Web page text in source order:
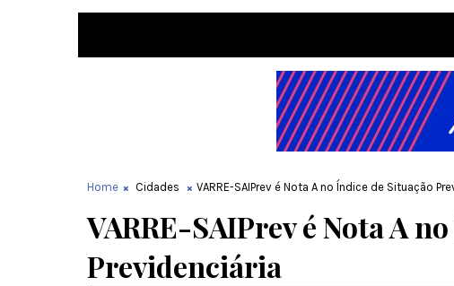
Home Cidades VARRE-SAIPrev é Nota A no Índice de Situação
VARRE-SAIPrev é Nota A
Previdenciária